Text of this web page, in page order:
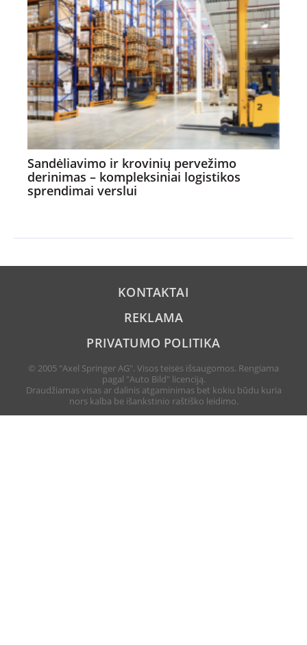
Sandėliavimo ir krovinių pervežimo
derinimas – kompleksiniai logistikos
sprendimai verslui
KONTAKTAI
REKLAMA
PRIVATUMO POLITIKA
© 2005 "Axel Springer AG". Visos teisės išsaugomos. Rengiama
pagal "Auto Bild" licenciją.
Draudžiamas visas ar dalinis atgaminimas bet kokiu būdu kuria
nors kalba be išankstinio raštiško leidimo.